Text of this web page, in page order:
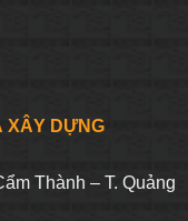
XÂY DỰNG
Thành – T. Quảng